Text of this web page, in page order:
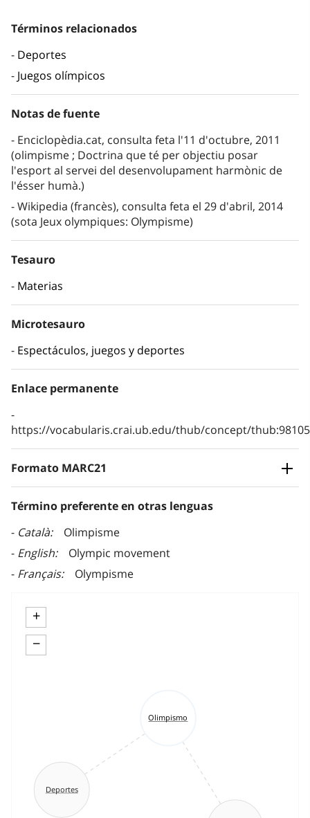
Términos relacionados
Deportes
Juegos olímpicos
Notas de fuente
Enciclopèdia.cat, consulta feta l'11 d'octubre, 2011
(olimpisme ; Doctrina que té per objectiu posar
l'esport al servei del desenvolupament harmònic de
l'ésser humà.)
Wikipedia (francès), consulta feta el 29 d'abril, 2014
(sota Jeux olympiques: Olympisme)
Tesauro
Materias
Microtesauro
Espectáculos, juegos y deportes
Enlace permanente
https://vocabularis.crai.ub.edu/thub/concept/
Formato MARC21
Término preferente en otras lenguas
Català
Olimpisme
English
Olympic movement
Français
Olympisme
+
−
Deportes
Olimpismo